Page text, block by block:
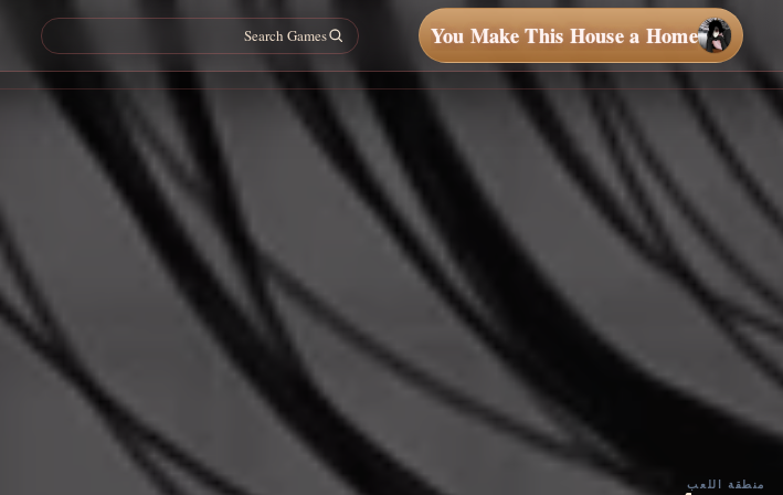
You Make This House a Home
منطقة اللعب